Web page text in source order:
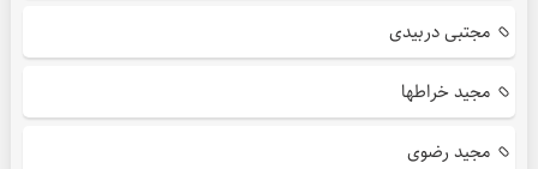
مجتبی دربیدی
مجید خراطها
مجید رضوی